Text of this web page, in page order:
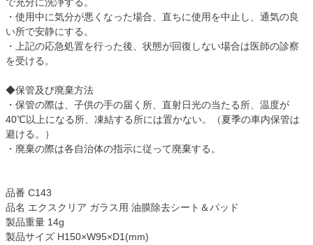
で充分に洗浄する。
・使用中に気分が悪くなった場合、直ちに使用を中止し、通気の良
い所で安静にする。
・上記の応急処置を行った後、状態が回復しない場合は医師の診察
を受ける。
◆保管及び廃棄方法
・保管の際は、子供の手の届く所、直射日光の当たる所、温度が
40℃以上になる所、凍結する所には置かない。（夏季の車内保管は
避ける。）
・廃棄の際は各自治体の指示に従って廃棄する。
品番 C143
品名 エクスクリア ガラス用 油膜除去シート＆パッド
製品重量 14g
製品サイズ H150×W95×D1(mm)